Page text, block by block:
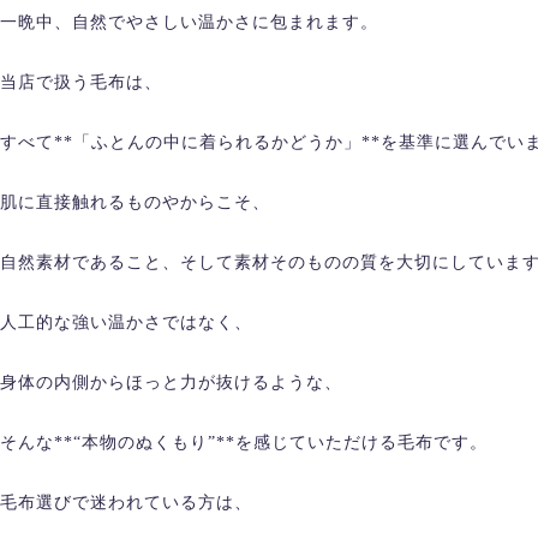
一晩中、自然でやさしい温かさに包まれます。
当店で扱う毛布は、
すべて**「ふとんの中に着られるかどうか」**を基準に選んでいま
肌に直接触れるものやからこそ、
自然素材であること、そして素材そのものの質を大切にしています
人工的な強い温かさではなく、
身体の内側からほっと力が抜けるような、
そんな**“本物のぬくもり”**を感じていただける毛布です。
毛布選びで迷われている方は、